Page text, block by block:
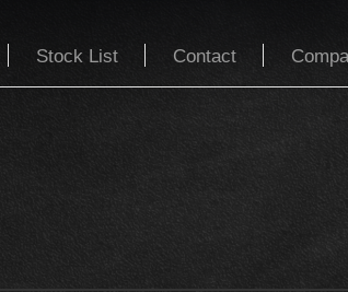
Stock List Contact